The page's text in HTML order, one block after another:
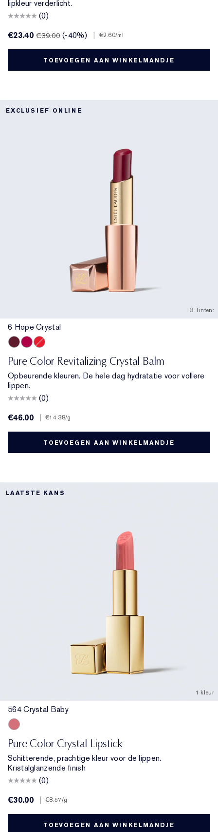
lipkleur verderlicht.
(0)
€23.40€39.00 (-40%) €2.60/ml
TOEVOEGEN AAN WINKELMANDJE
EXCLUSIEF ONLINE
3 Tinten:
6 Hope Crystal
Pure Color Revitalizing Crystal Balm
Opbeurende kleuren. De hele dag hydratatie voor vollere
lippen.
(0)
€46.00
€14.38/g
TOEVOEGEN AAN WINKELMANDJE
LAATSTE KANS
1 kleur
564 Crystal Baby
Pure Color Crystal Lipstick
Schitterende, prachtige kleur voor de lippen.
Kristalglanzende finish
(0)
€30.00
€8.57/g
TOEVOEGEN AAN WINKELMANDJE